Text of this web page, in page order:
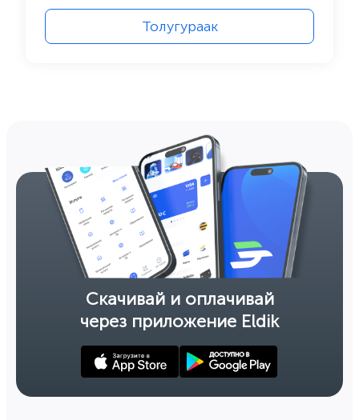
Толугураак
Скачивай и оплачивай
через приложение Eldik